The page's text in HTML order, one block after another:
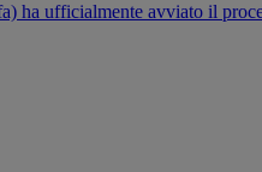
ha ufficialmente avviato il